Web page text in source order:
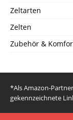
Zeltarten
Zelten
Zubehör &
*Als Amazon-
gekennzeichnete